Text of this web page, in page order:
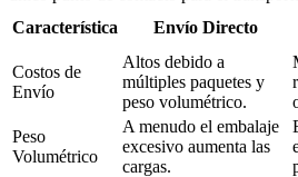
Característica
Envío Directo
Costos de
Envío
Altos debido a
múltiples paquetes y
peso volumétrico.
Peso
Volumétrico
A menudo el embalaje
excesivo aumenta las
cargas.